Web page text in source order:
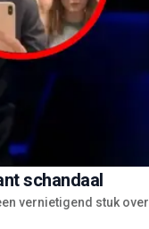
schandaal
vernietigend stuk over